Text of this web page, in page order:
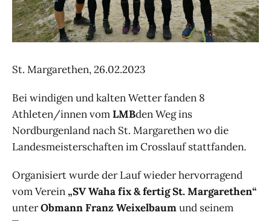
St. Margarethen, 26.02.2023
Bei windigen und kalten Wetter fanden 8
Athleten/innen vomLMBden Weg ins
Nordburgenland nach St. Margarethen wo die
Landesmeisterschaften im Crosslauf stattfanden.
Organisiert wurde der Lauf wieder hervorragend
vom Verein„SV Waha fix & fertig St. Margarethen“
unterObmann Franz Weixelbaumund seinem